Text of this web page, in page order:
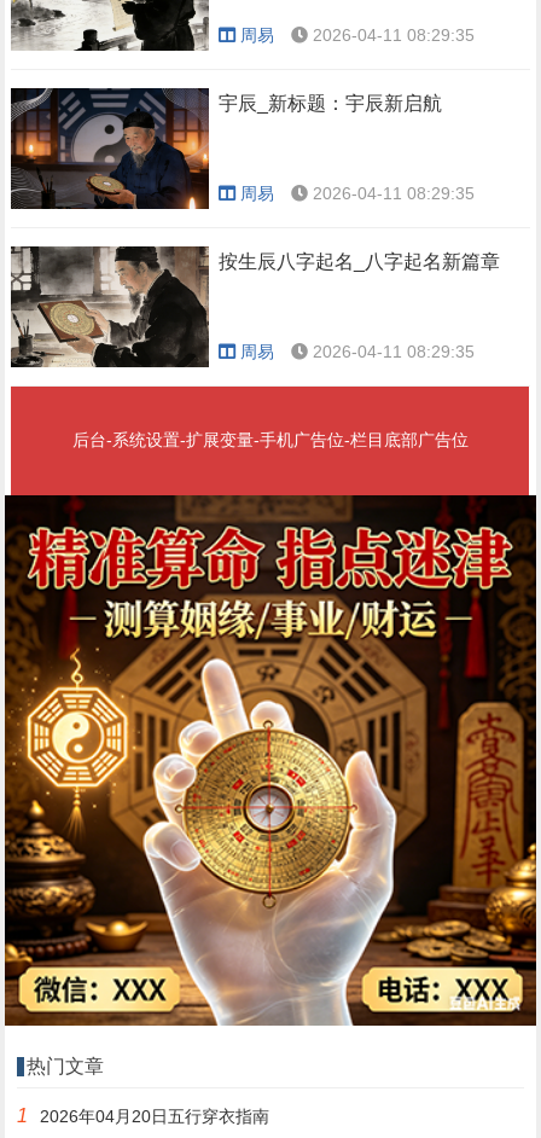
周易 2026-04-11 08:29:35
宇辰_新标题：宇辰新启航
周易 2026-04-11 08:29:35
按生辰八字起名_八字起名新篇章
周易 2026-04-11 08:29:35
后台-系统设置-扩展变量-手机广告位-栏目底部广告位
热门文章
1 2026年04月20日五行穿衣指南